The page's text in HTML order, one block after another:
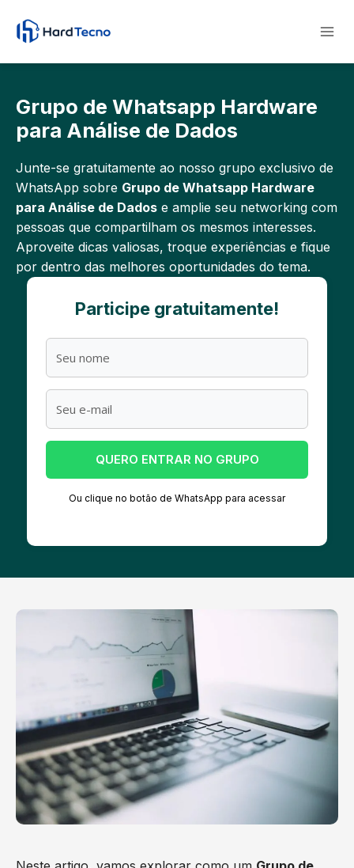
para
Conteúdo
Grupo de Whatsapp Hardware
para Análise de Dados
Junte-se gratuitamente ao nosso grupo exclusivo de
WhatsApp sobre Grupo de Whatsapp Hardware
para Análise de Dados e amplie seu networking com
pessoas que compartilham os mesmos interesses.
Aproveite dicas valiosas, troque experiências e fique
por dentro das melhores oportunidades do tema.
Participe gratuitamente!
QUERO ENTRAR NO GRUPO
Ou clique no botão de WhatsApp para acessar